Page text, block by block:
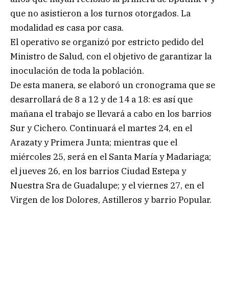
que no asistieron a los turnos otorgados. La
modalidad es casa por casa.
El operativo se organizó por estricto pedido del
Ministro de Salud, con el objetivo de garantizar la
inoculación de toda la población.
De esta manera, se elaboró un cronograma que se
desarrollará de 8 a 12 y de 14 a 18: es así que
mañana el trabajo se llevará a cabo en los barrios
Sur y Cichero. Continuará el martes 24, en el
Arazaty y Primera Junta; mientras que el
miércoles 25, será en el Santa María y Madariaga;
el jueves 26, en los barrios Ciudad Estepa y
Nuestra Sra de Guadalupe; y el viernes 27, en el
Virgen de los Dolores, Astilleros y barrio Popular.